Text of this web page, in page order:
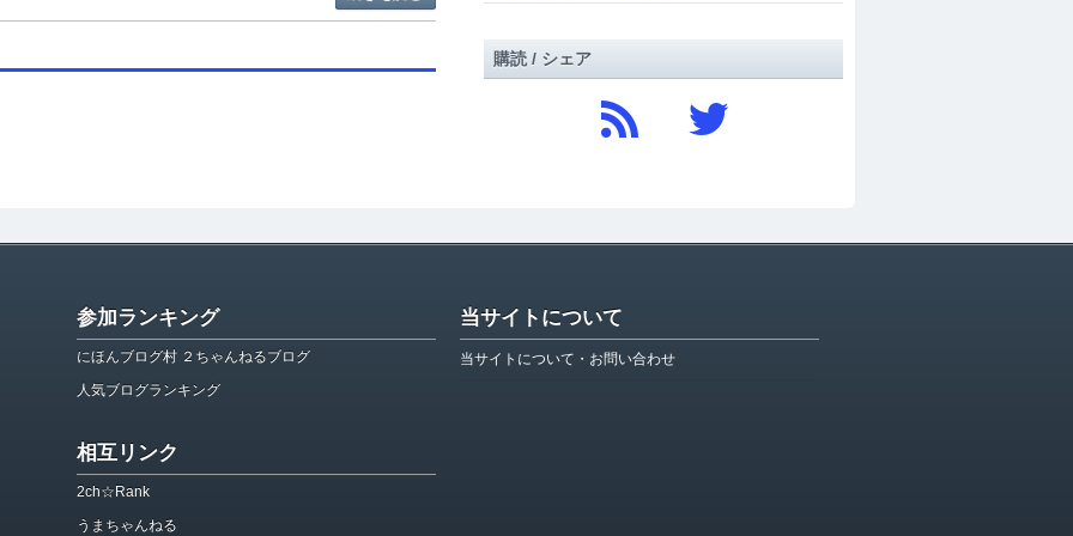
購読 / シェア
参加ランキング
にほんブログ村 ２ちゃんねるブログ
人気ブログランキング
相互リンク
2ch☆Rank
うまちゃんねる
当サイトについて
当サイトについて・お問い合わせ